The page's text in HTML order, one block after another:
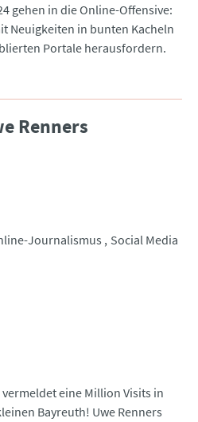
gehen in die Online-Offensive:
Neuigkeiten in bunten Kacheln
Portale herausfordern.
Renners
Journalismus
Social Media
eine Million Visits in
Bayreuth! Uwe Renners